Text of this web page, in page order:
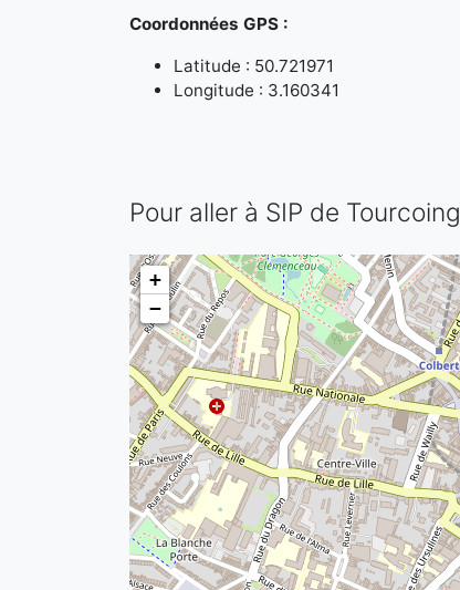
Coordonnées GPS :
Latitude : 50.721971
Longitude : 3.160341
Pour aller à SIP de Tourcoing
+
−